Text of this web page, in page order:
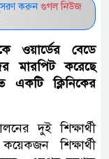
করুন গুগল নিউজ
ওয়ার্ডের বেডে
মারপিট করেছে
একটি ক্লিনিকের
দুই শিক্ষার্থী
শিক্ষার্থী